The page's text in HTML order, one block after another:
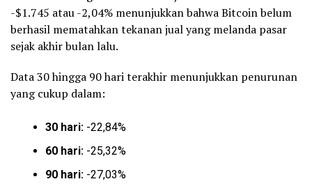
-$1.745 atau -2,04% menunjukkan bahwa Bitcoin belum
berhasil mematahkan tekanan jual yang melanda pasar
sejak akhir bulan lalu.
Data 30 hingga 90 hari terakhir menunjukkan penurunan
yang cukup dalam:
30 hari: -22,84%
60 hari: -25,32%
90 hari: -27,03%